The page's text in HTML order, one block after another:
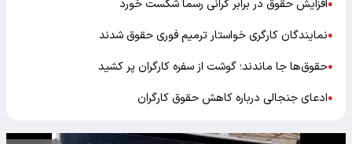
●افزایش حقوق در برابر گرانی رسماً شکست خورد
●نمایندگان کارگری خواستار ترمیم فوری حقوق شدند
●حقوق‌ها جا ماندند؛ گوشت از سفره کارگران پر کشید
●ادعای جنجالی درباره کاهش حقوق کارگران